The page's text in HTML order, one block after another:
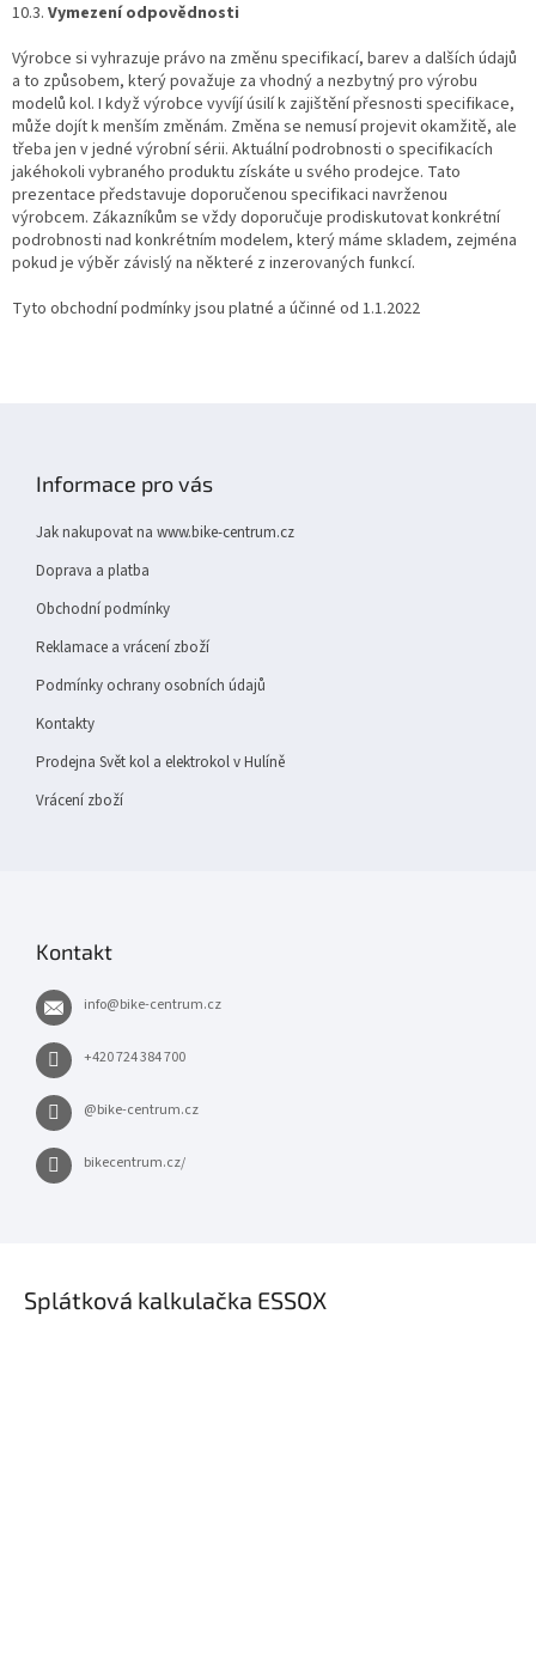
10.3. Vymezení odpovědnosti
Výrobce si vyhrazuje právo na změnu specifikací, barev a dalších údajů
a to způsobem, který považuje za vhodný a nezbytný pro výrobu
modelů kol. I když výrobce vyvíjí úsilí k zajištění přesnosti specifikace,
může dojít k menším změnám. Změna se nemusí projevit okamžitě, ale
třeba jen v jedné výrobní sérii. Aktuální podrobnosti o specifikacích
jakéhokoli vybraného produktu získáte u svého prodejce. Tato
prezentace představuje doporučenou specifikaci navrženou
výrobcem. Zákazníkům se vždy doporučuje prodiskutovat konkrétní
podrobnosti nad konkrétním modelem, který máme skladem, zejména
pokud je výběr závislý na některé z inzerovaných funkcí.
Tyto obchodní podmínky jsou platné a účinné od 1.1.2022
Informace pro vás
Jak nakupovat na www.bike-centrum.cz
Doprava a platba
Obchodní podmínky
Reklamace a vrácení zboží
Podmínky ochrany osobních údajů
Kontakty
Prodejna Svět kol a elektrokol v Hulíně
Vrácení zboží
Kontakt
info@bike-centrum.cz
+420 724 384 700
@bike-centrum.cz
bikecentrum.cz/
Splátková kalkulačka ESSOX